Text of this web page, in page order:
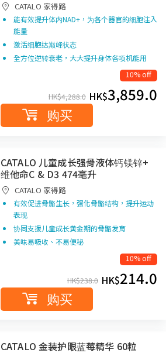
CATALO 家得路
能有效提升体内NAD+，为各个器官的细胞注入
能量
激活细胞达巅峰状态
全方位逆转衰老，大大提升身体各项机能用
10% off
HK$4,288.0 HK$3,859.0
购买
CATALO 儿童成长强骨液体钙镁锌+
维他命C & D3 474毫升
CATALO 家得路
有效促进骨骼生长，强化骨骼结构，提升运动
表现
协同支援儿童成长黄金期的骨骼发育
美味易吸收、不易便秘
10% off
HK$238.0 HK$214.0
购买
CATALO 金装护眼蓝莓精华 60粒